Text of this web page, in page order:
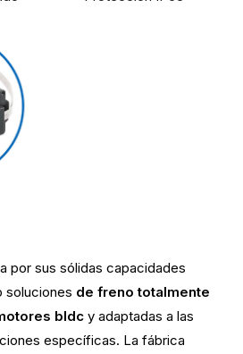
por sus sólidas capacidades
soluciones de freno totalmente
bldc y adaptadas a las
específicas. La fábrica